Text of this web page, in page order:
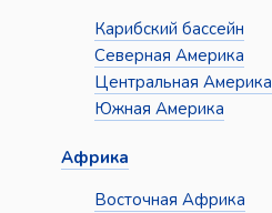
Карибский бассейн
Северная Америка
Центральная Америка
Южная Америка
Африка
Восточная Африка